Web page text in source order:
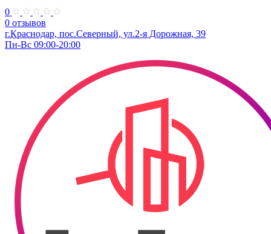
0
0 отзывов
г.Краснодар, пос.Северный, ул.2-я ​Дорожная, 39​
Пн-Вс 09:00-20:00